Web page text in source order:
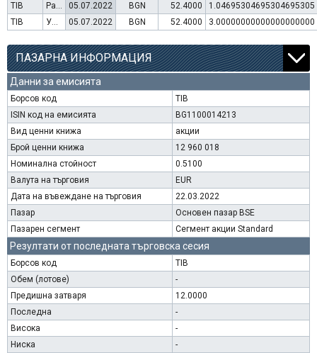
TIB
Раздаване на дивидент 05.07.2022 BGN 52.4000
1.04695304695304695305
TIB
Увеличение на капитал (резерви) 05.07.2022 BGN 52.4000 3.00000000000000000000
ПАЗАРНА ИНФОРМАЦИЯ
Данни за емисията
Борсов код
TIB
ISIN код на емисията
BG1100014213
Вид ценни книжа
акции
Брой ценни книжа
12 960 018
Номинална стойност
0.5100
Валута на търговия
EUR
Дата на въвеждане на търговия
22.03.2022
Пазар
Основен пазар BSE
Пазарен сегмент
Сегмент акции Standard
Резултати от последната търговска сесия
Борсов код
TIB
Обем (лотове)
-
Предишна затваря
12.0000
Последна
-
Висока
-
Ниска
-